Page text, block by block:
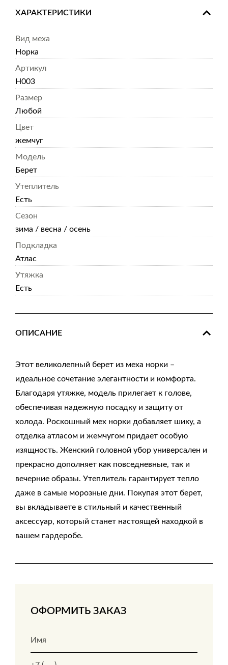
ХАРАКТЕРИСТИКИ
Вид меха
Норка
Артикул
Н003
Размер
Любой
Цвет
жемчуг
Модель
Берет
Утеплитель
Есть
Сезон
зима / весна / осень
Подкладка
Атлас
Утяжка
Есть
ОПИСАНИЕ
Этот великолепный берет из меха норки –
идеальное сочетание элегантности и комфорта.
Благодаря утяжке, модель прилегает к голове,
обеспечивая надежную посадку и защиту от
холода. Роскошный мех норки добавляет шику, а
отделка атласом и жемчугом придает особую
изящность. Женский головной убор универсален и
прекрасно дополняет как повседневные, так и
вечерние образы. Утеплитель гарантирует тепло
даже в самые морозные дни. Покупая этот берет,
вы вкладываете в стильный и качественный
аксессуар, который станет настоящей находкой в
вашем гардеробе.
ОФОРМИТЬ ЗАКАЗ